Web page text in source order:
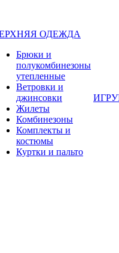
ОДЕЖДА
Брюки и
полукомбинезоны
утепленные
Ветровки и
джинсовки
Жилеты
Комбинезоны
Комплекты и
костюмы
Куртки и пальто